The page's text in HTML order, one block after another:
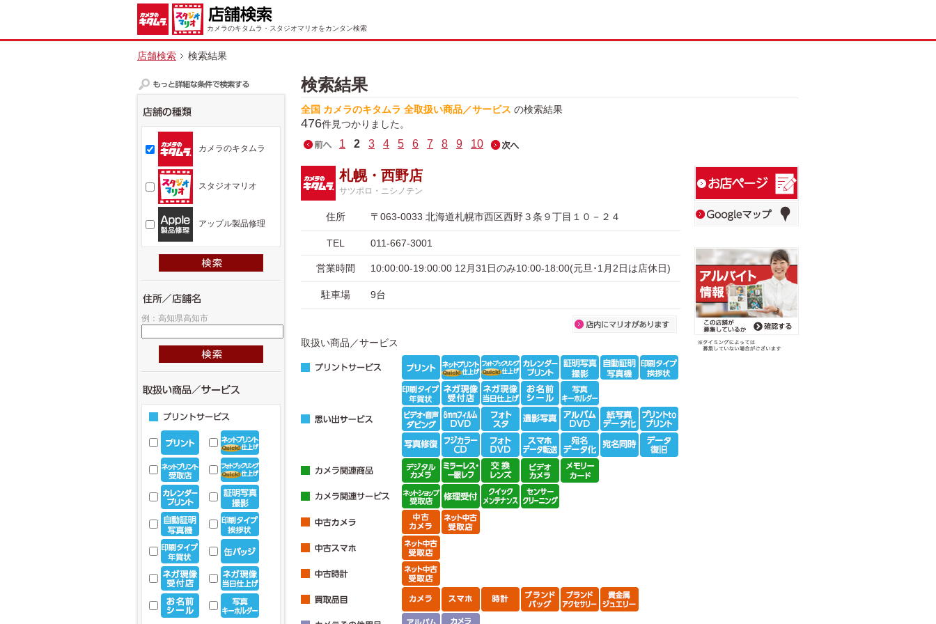
カメラのキタムラ・スタジオマリオをカンタン検索
店舗検索 検索結果
検索結果
全国 カメラのキタムラ 全取扱い商品／サービス の検索結果
476件見つかりました。
1 2 3 4 5 6 7 8 9 10
札幌・西野店
サツポロ・ニシノテン
住所 〒063-0033 北海道札幌市西区西野３条９丁目１０－２４
TEL 011-667-3001
営業時間 10:00:00-19:00:00 12月31日のみ10:00-18:00(元旦･1月2日は店休日)
駐車場 9台
取扱い商品／サービス
カメラのキタムラ
スタジオマリオ
アップル製品修理
例：高知県高知市